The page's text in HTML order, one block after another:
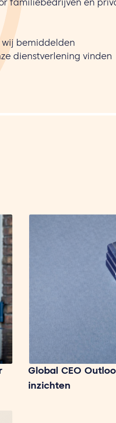
familiebedrijven en
wij bemiddelden
dienstverlening vinden
Global CEO
inzichten